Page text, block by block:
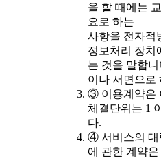
을 할 때에는
요로 하는
사항을 전자적
정보처리 장치
는 것을 말합니
이나 서면으로
③ 이용계약은
체결단위는 1
다.
④ 서비스의 대
에 관한 계약